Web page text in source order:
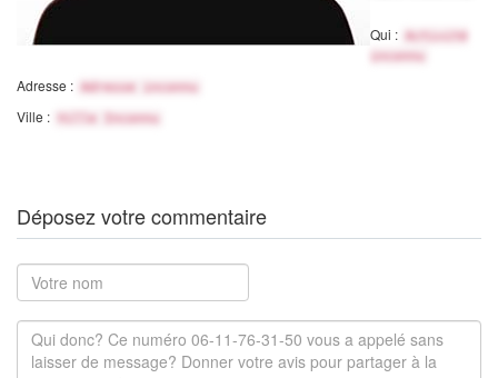
Qui :
Activité
inconnu
Adresse : Adresse inconnu
Ville : Ville Inconnu
Déposez votre commentaire